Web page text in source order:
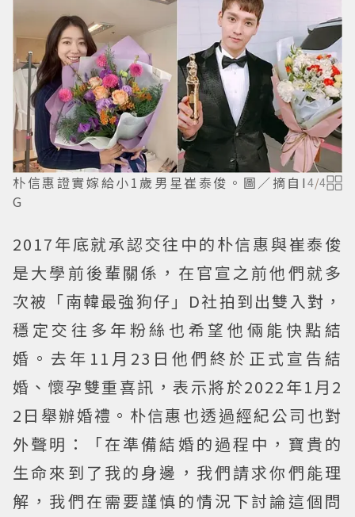
朴信惠證實嫁給小1歲男星崔泰俊。圖／摘自I
G
4/4
2017年底就承認交往中的朴信惠與崔泰俊
是大學前後輩關係，在官宣之前他們就多
次被「南韓最強狗仔」D社拍到出雙入對，
穩定交往多年粉絲也希望他倆能快點結
婚。去年11月23日他們終於正式宣告結
婚、懷孕雙重喜訊，表示將於2022年1月2
2日舉辦婚禮。朴信惠也透過經紀公司也對
外聲明：「在準備結婚的過程中，寶貴的
生命來到了我的身邊，我們請求你們能理
解，我們在需要謹慎的情況下討論這個問